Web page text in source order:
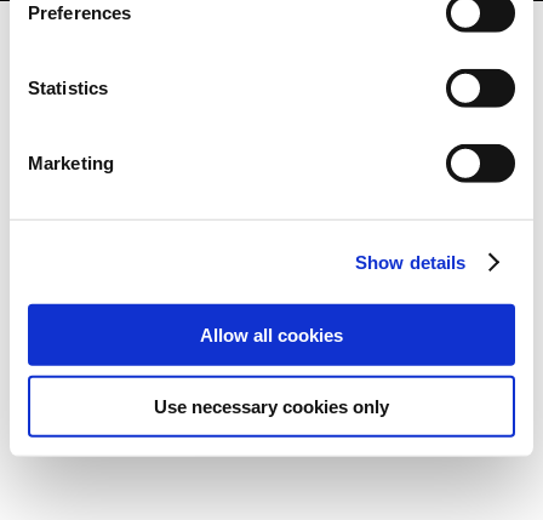
Preferences
Statistics
Marketing
Show details
Allow all cookies
Use necessary cookies only